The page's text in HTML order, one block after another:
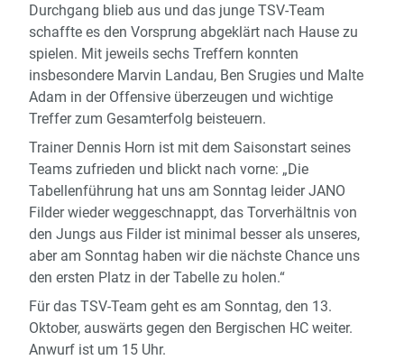
Durchgang blieb aus und das junge TSV-Team
schaffte es den Vorsprung abgeklärt nach Hause zu
spielen. Mit jeweils sechs Treffern konnten
insbesondere Marvin Landau, Ben Srugies und Malte
Adam in der Offensive überzeugen und wichtige
Treffer zum Gesamterfolg beisteuern.
Trainer Dennis Horn ist mit dem Saisonstart seines
Teams zufrieden und blickt nach vorne: „Die
Tabellenführung hat uns am Sonntag leider JANO
Filder wieder weggeschnappt, das Torverhältnis von
den Jungs aus Filder ist minimal besser als unseres,
aber am Sonntag haben wir die nächste Chance uns
den ersten Platz in der Tabelle zu holen.“
Für das TSV-Team geht es am Sonntag, den 13.
Oktober, auswärts gegen den Bergischen HC weiter.
Anwurf ist um 15 Uhr.